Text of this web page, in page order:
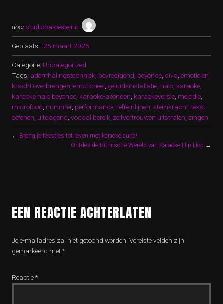
doorstudiobaldesteinit
Geplaatst: 25 maart 2026
Categorie: Uncategorized
Tags: ademhalingstechniek bevredigend beyoncé diva emotie en
kracht overbrengen emotioneel geluidsinstallatie halo karaoke
karaoke halo beyonce karaoke-avonden karaokeversie melodie
microfoon nummer, performance refreinlijnen stemkracht ,tekst
oefenen uitdagend vocaal bereik zelfvertrouwen uitstralen zingen
← Breng je feestjes tot leven met karaoke auna!
Ontdek de Ritmische Wereld van Karaoke Hip Hop →
EEN REACTIE ACHTERLATEN
Je e-mailadres zal niet getoond worden. Vereiste velden zijn
gemarkeerd met*
Reactie*